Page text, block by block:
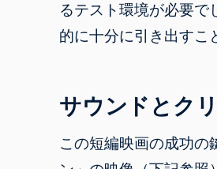
るテスト環境が必要
的に十分に引き出すこ
サウンドとク
この短編映画の成功の